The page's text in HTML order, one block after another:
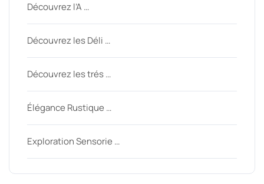
Découvrez l’A …
Découvrez les Déli …
Découvrez les trés …
Élégance Rustique …
Exploration Sensorie …